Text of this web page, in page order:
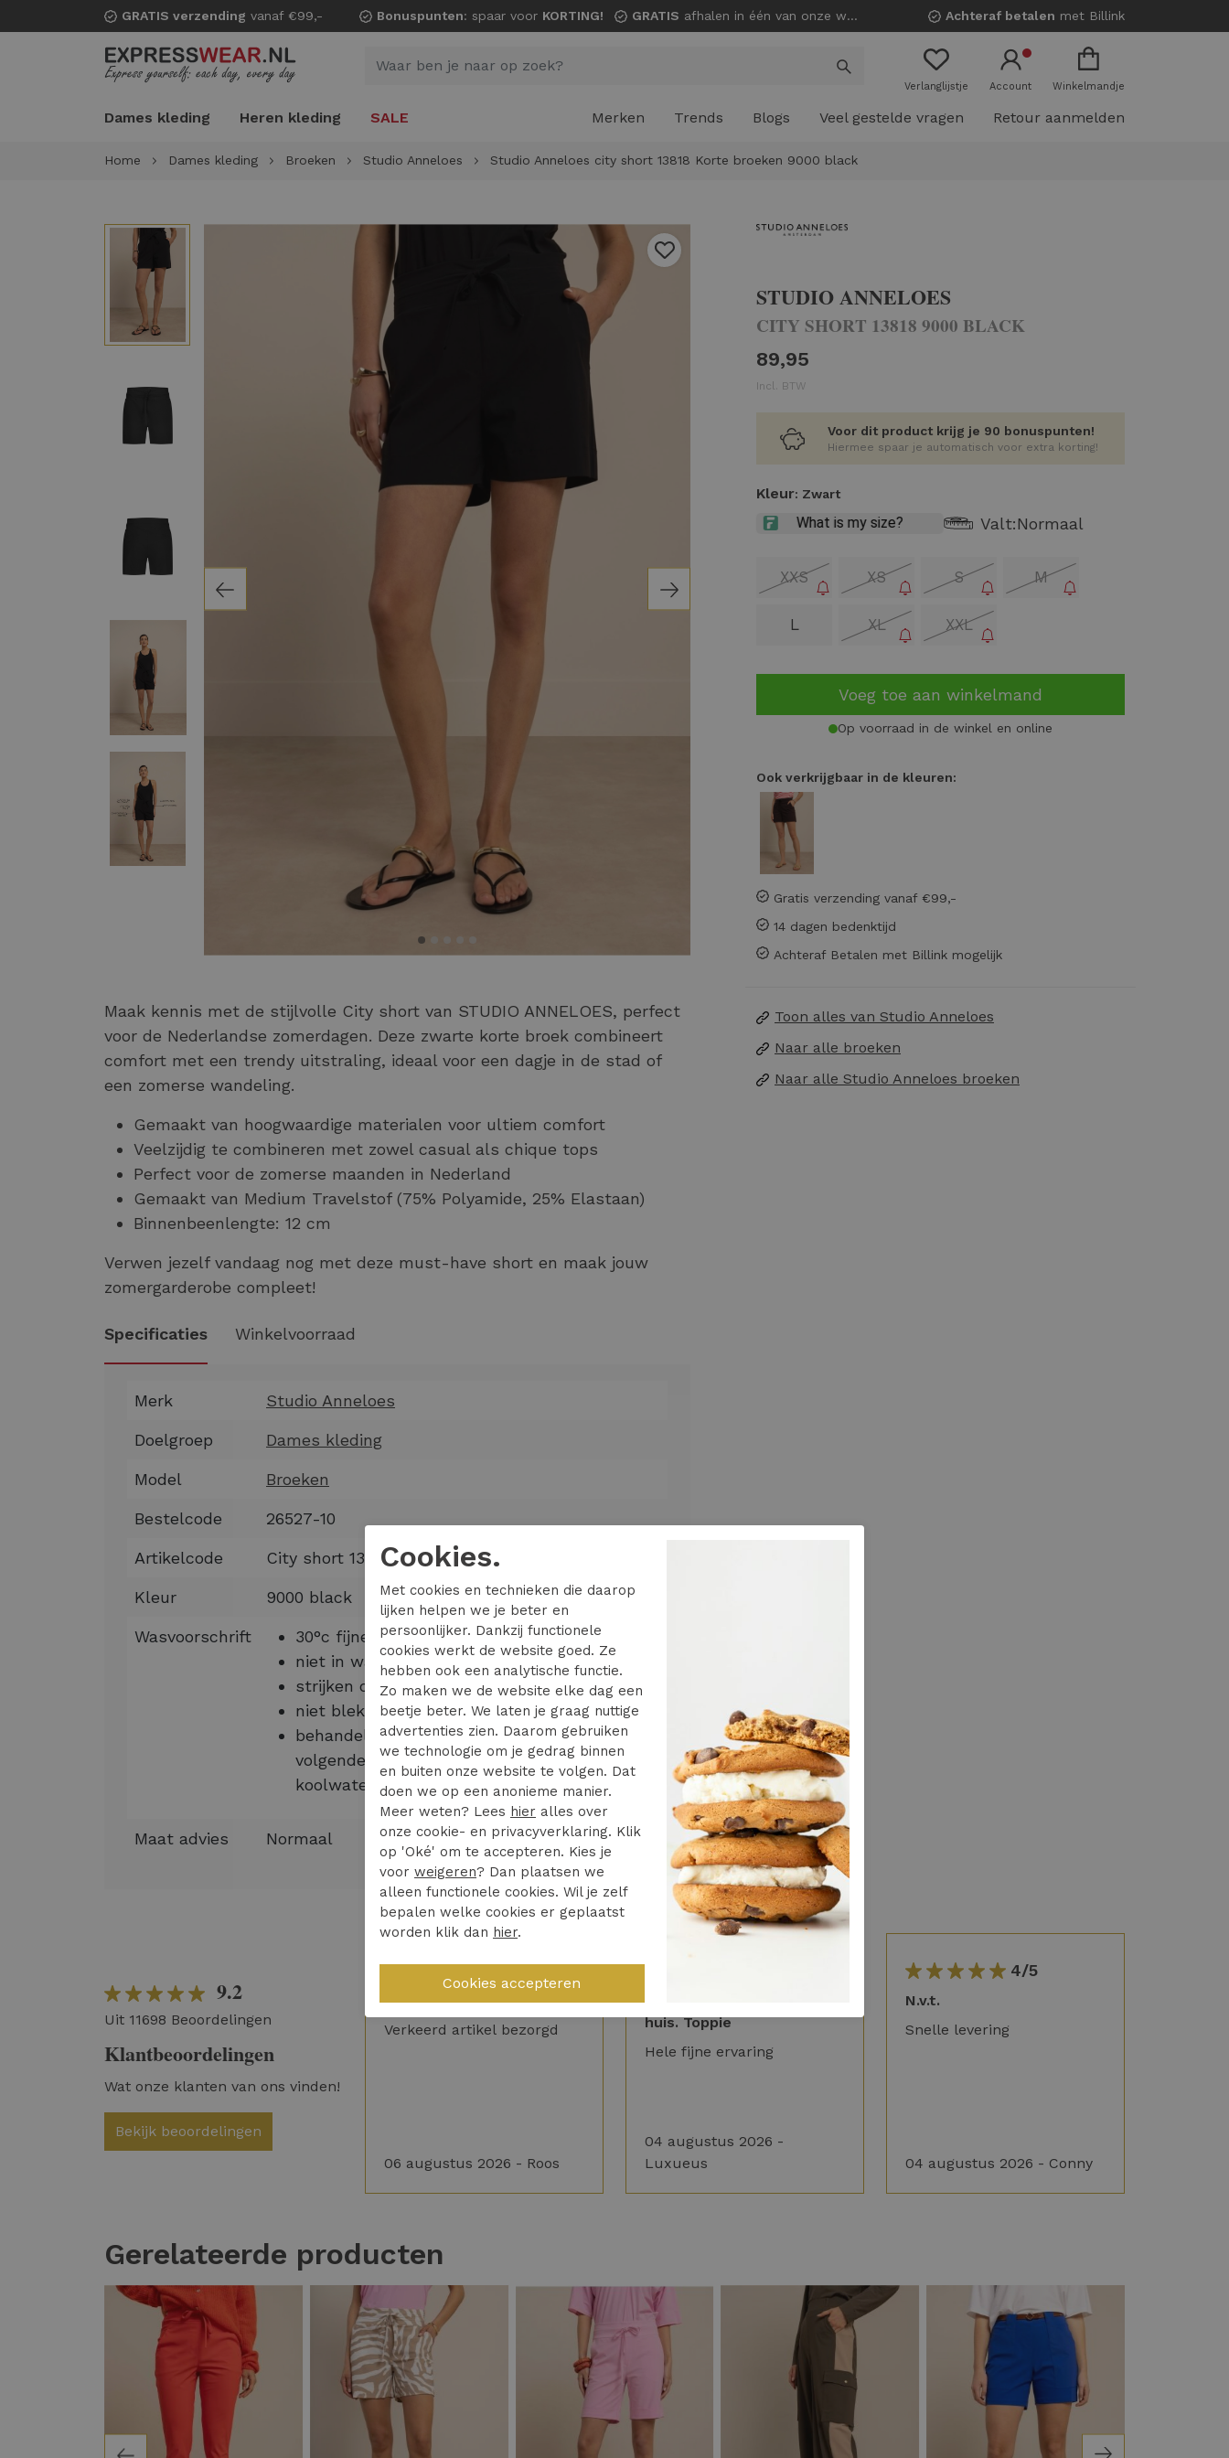
GRATIS verzending vanaf €99,- Bonuspunten: spaar voor KORTING! GRATIS afhalen in één van onze winkels! Achteraf betalen met Billink
Verlanglijstje Account Winkelmandje
Dames kleding Heren kleding SALE Merken Trends Blogs Veel gestelde vragen Retour aanmelden
Home Dames kleding Broeken Studio Anneloes Studio Anneloes city short 13818 Korte broeken 9000 black
Maak kennis met de stijlvolle City short van STUDIO ANNELOES, perfect
voor de Nederlandse zomerdagen. Deze zwarte korte broek combineert
comfort met een trendy uitstraling, ideaal voor een dagje in de stad of
een zomerse wandeling.
Gemaakt van hoogwaardige materialen voor ultiem comfort
Veelzijdig te combineren met zowel casual als chique tops
Perfect voor de zomerse maanden in Nederland
Gemaakt van Medium Travelstof (75% Polyamide, 25% Elastaan)
Binnenbeenlengte: 12 cm
Verwen jezelf vandaag nog met deze must-have short en maak jouw
zomergarderobe compleet!
Specificaties Winkelvoorraad
Merk Studio Anneloes
Doelgroep Dames kleding
Model Broeken
Bestelcode 26527-10
Artikelcode City short 13818
Kleur 9000 black
Wasvoorschrift
30°c fijne was
niet in wasdroger drogen
strijken op lage temperatuur
niet bleken
behandeling in reinigingsmachines met de
volgende oplosmiddelen: perchloorethyleen,
koolwaterstoffen
Maat advies Normaal
STUDIO ANNELOES
CITY SHORT 13818 9000 BLACK
89,95
Incl. BTW
Voor dit product krijg je 90 bonuspunten!
Hiermee spaar je automatisch voor extra korting!
Kleur: Zwart
Valt:Normaal
XXS XS S M
L XL XXL
Voeg toe aan winkelmand
Op voorraad in de winkel en online
Ook verkrijgbaar in de kleuren:
Gratis verzending vanaf €99,-
14 dagen bedenktijd
Achteraf Betalen met Billink mogelijk
Toon alles van Studio Anneloes
Naar alle broeken
Naar alle Studio Anneloes broeken
9.2
Uit 11698 Beoordelingen
Klantbeoordelingen
Wat onze klanten van ons vinden!
Bekijk beoordelingen
4/5
Werd heel netjes opgelost
Verkeerd artikel bezorgd
06 augustus 2026 - Roos
huis. Toppie
Hele fijne ervaring
04 augustus 2026 -
Luxueus
4/5
N.v.t.
Snelle levering
04 augustus 2026 - Conny
Gerelateerde producten
Cookies.
Met cookies en technieken die daarop
lijken helpen we je beter en
persoonlijker. Dankzij functionele
cookies werkt de website goed. Ze
hebben ook een analytische functie.
Zo maken we de website elke dag een
beetje beter. We laten je graag nuttige
advertenties zien. Daarom gebruiken
we technologie om je gedrag binnen
en buiten onze website te volgen. Dat
doen we op een anonieme manier.
Meer weten? Lees hier alles over
onze cookie- en privacyverklaring. Klik
op 'Oké' om te accepteren. Kies je
voor weigeren? Dan plaatsen we
alleen functionele cookies. Wil je zelf
bepalen welke cookies er geplaatst
worden klik dan hier.